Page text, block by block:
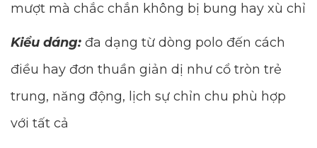
mượt mà chắc chắn không bị bung hay xù chỉ
Kiểu dáng: đa dạng từ dòng polo đến cách
điều hay đơn thuần giản dị như cổ tròn trẻ
trung, năng động, lịch sự chỉn chu phù hợp
với tất cả